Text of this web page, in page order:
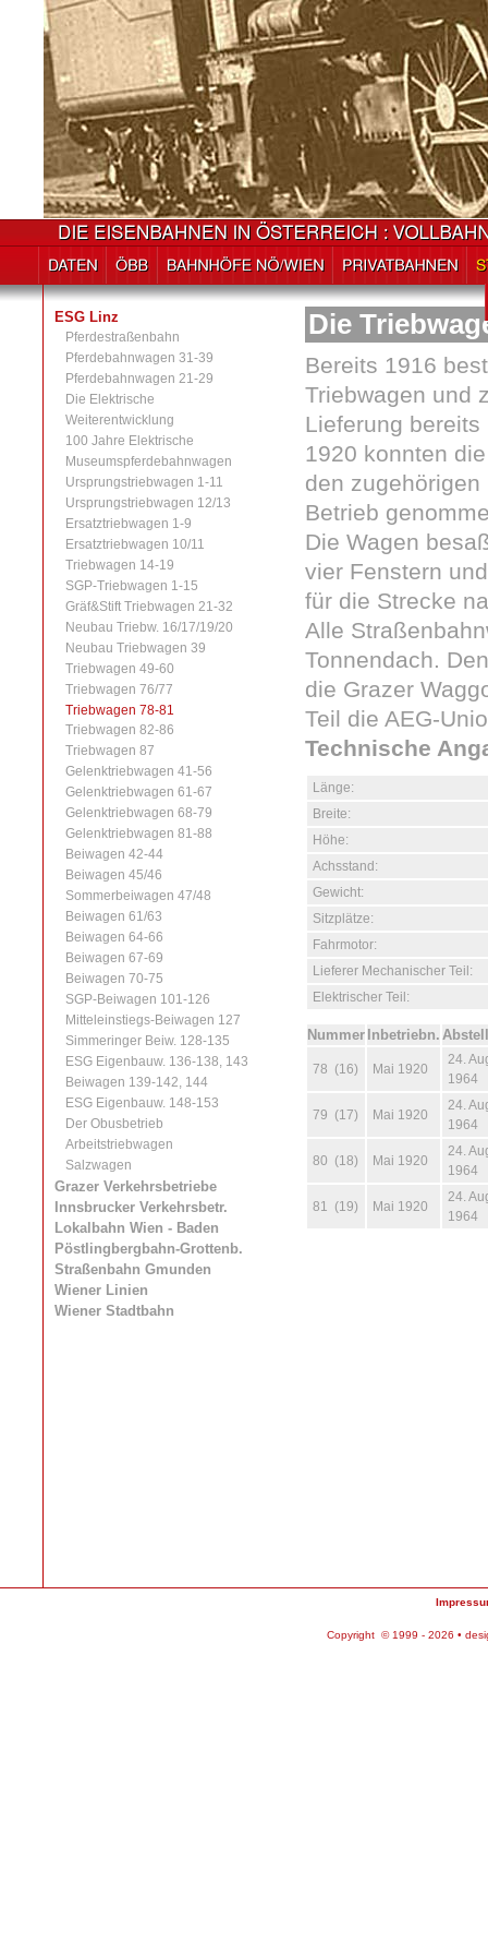
ESG Linz
Pferdestraßenbahn
Pferdebahnwagen 31-39
Pferdebahnwagen 21-29
Die Elektrische
Weiterentwicklung
100 Jahre Elektrische
Museumspferdebahnwagen
Ursprungstriebwagen 1-11
Ursprungstriebwagen 12/13
Ersatztriebwagen 1-9
Ersatztriebwagen 10/11
Triebwagen 14-19
SGP-Triebwagen 1-15
Gräf&Stift Triebwagen 21-32
Neubau Triebw. 16/17/19/20
Neubau Triebwagen 39
Triebwagen 49-60
Triebwagen 76/77
Triebwagen 78-81
Triebwagen 82-86
Triebwagen 87
Gelenktriebwagen 41-56
Gelenktriebwagen 61-67
Gelenktriebwagen 68-79
Gelenktriebwagen 81-88
Beiwagen 42-44
Beiwagen 45/46
Sommerbeiwagen 47/48
Beiwagen 61/63
Beiwagen 64-66
Beiwagen 67-69
Beiwagen 70-75
SGP-Beiwagen 101-126
Mitteleinstiegs-Beiwagen 127
Simmeringer Beiw. 128-135
ESG Eigenbauw. 136-138, 143
Beiwagen 139-142, 144
ESG Eigenbauw. 148-153
Der Obusbetrieb
Arbeitstriebwagen
Salzwagen
Grazer Verkehrsbetriebe
Innsbrucker Verkehrsbetr.
Lokalbahn Wien - Baden
Pöstlingbergbahn-Grottenb.
Straßenbahn Gmunden
Wiener Linien
Wiener Stadtbahn
Die
Bereits 1916
Triebwagen und
Lieferung
1920 konnten
den
Betrieb
Die Wagen
vier Fenstern
für die Strecke
Alle
Tonnendach.
die Grazer
Teil die AEG-
Technische
Länge:
Breite:
Höhe:
Achsstand:
Gewicht:
Sitzplätze:
Fahrmotor:
Lieferer Mechanischer Teil:
Elektrischer Teil:
Nummer Inbetriebn.
78 (16) Mai 1920
24.
1964
79 (17) Mai 1920
24.
1964
80 (18) Mai 1920
24.
1964
81 (19) Mai 1920
24.
1964
Copyright © 1999 - 2026 •